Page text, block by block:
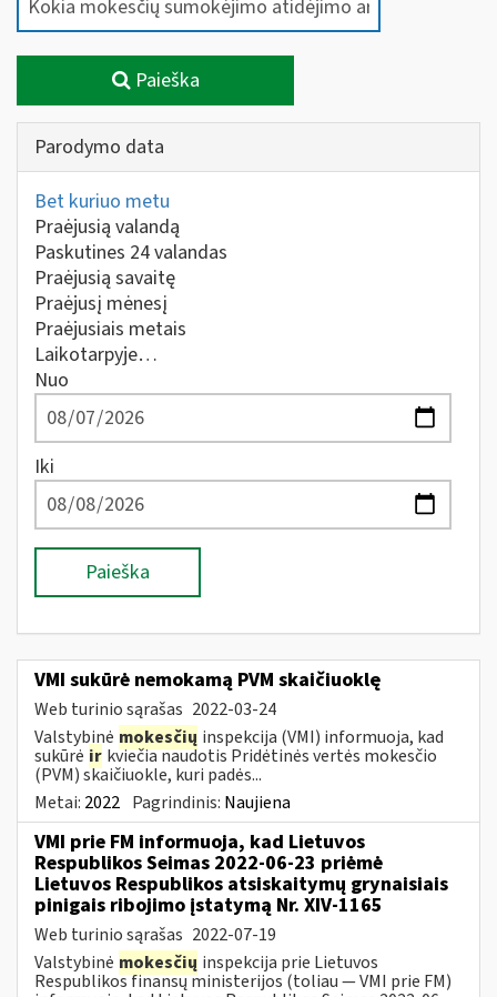
Paieška
Parodymo data
Bet kuriuo metu
Praėjusią valandą
Paskutines 24 valandas
Praėjusią savaitę
Praėjusį mėnesį
Praėjusiais metais
Laikotarpyje…
Nuo
Iki
Paieška
VMI sukūrė nemokamą PVM skaičiuoklę
Web turinio sąrašas 2022-03-24
Valstybinė mokesčių inspekcija (VMI) informuoja, kad
sukūrė ir kviečia naudotis Pridėtinės vertės mokesčio
(PVM) skaičiuokle, kuri padės...
Metai: 2022 Pagrindinis: Naujiena
VMI prie FM informuoja, kad Lietuvos
Respublikos Seimas 2022-06-23 priėmė
Lietuvos Respublikos atsiskaitymų grynaisiais
pinigais ribojimo įstatymą Nr. XIV-1165
Web turinio sąrašas 2022-07-19
Valstybinė mokesčių inspekcija prie Lietuvos
Respublikos finansų ministerijos (toliau — VMI prie FM)